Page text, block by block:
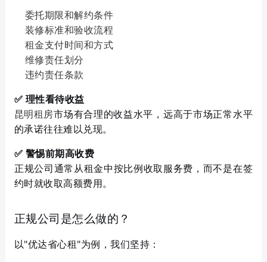
委托期限和解约条件
装修标准和验收流程
租金支付时间和方式
维修责任划分
违约责任条款
✅ 理性看待收益
昆明租房市场有合理的收益水平，远高于市场正常水平
的承诺往往难以兑现。
✅ 警惕前期高收费
正规公司通常从租金中按比例收取服务费，而不是在签
约时就收取高额费用。
正规公司是怎么做的？
以"优达省心租"为例，我们坚持：